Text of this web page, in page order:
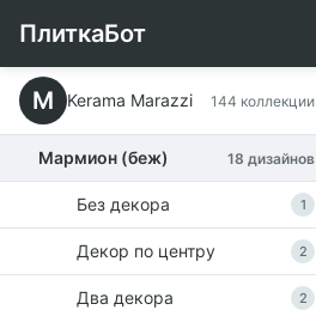
ПлиткаБот
M Kerama Marazzi 144 коллекции
Мармион (беж) 18 дизайнов
Без декора 1
Декор по центру 2
Два декора 2